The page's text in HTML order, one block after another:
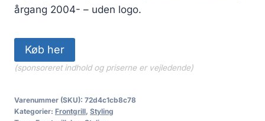
599.00 kr..539.10 kr..
årgang 2004- – uden logo.
Køb her
(sponsoreret indhold og priserne er vejledende)
Varenummer (SKU): 72d4c1cb8c78
Kategorier: Frontgrill, Styling